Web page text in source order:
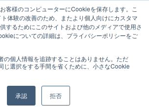
客様のコンピューターにCookieを保存します。こ
体験の改善のため、またより個人向けにカスタマ
するためにこのサイトおよび他のメディアで使用さ
についての詳細は、プライバシーポリシーをご
の個人情報を追跡することはありません。ただ
じ選択をする手間を省くために、小さなCookie
承認 拒否
ィング） 最新事例
カスタマーハラスメントに対する基